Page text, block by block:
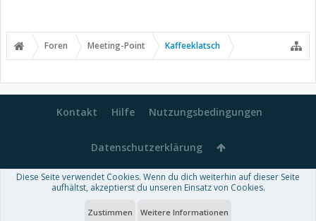
Foren Meeting-Point Kaffeeklatsch
Kontakt Hilfe Nutzungsbedingungen
Datenschutzerklärung
Forum software by XenForo™-Deutsch von xenDach
Theme designed byThemeHouse
Diese Seite verwendet Cookies. Wenn du dich weiterhin auf dieser Seite
aufhältst, akzeptierst du unseren Einsatz von Cookies.
Zustimmen Weitere Informationen